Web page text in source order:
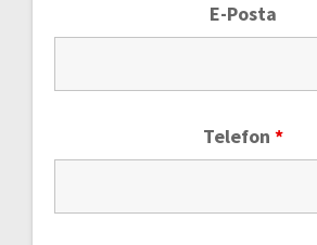
E-Posta
Telefon *